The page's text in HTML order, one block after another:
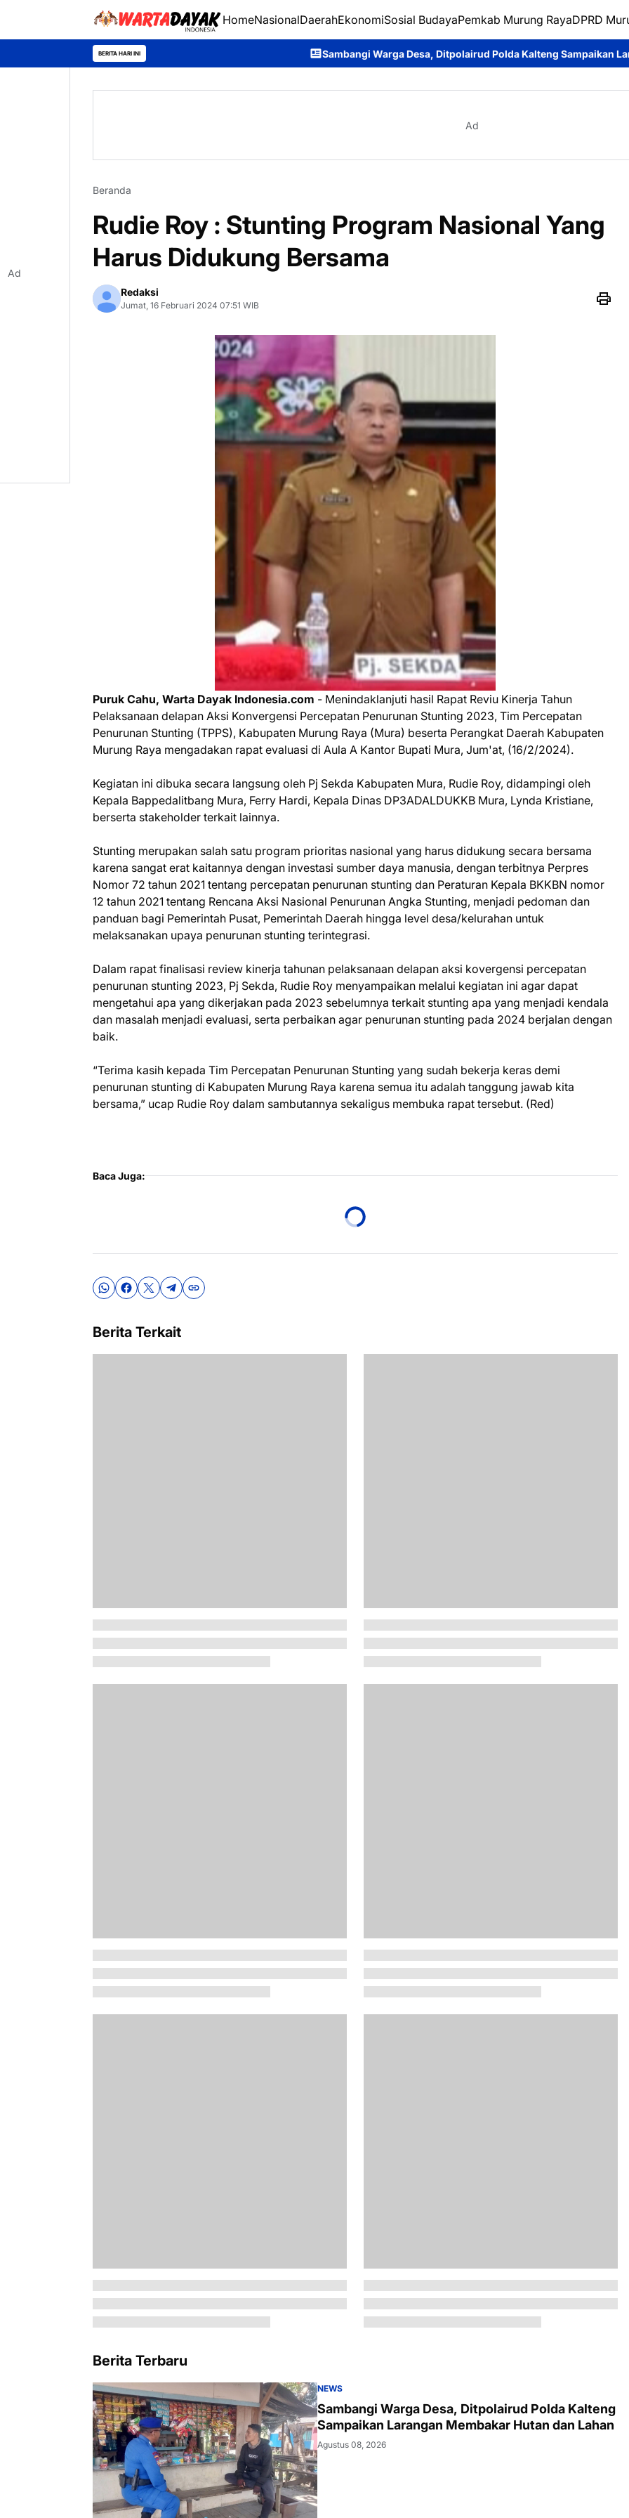
HomeNasionalDaerahEkonomiSosial BudayaPemkab Murung RayaDPRD
BERITA HARI INI Sambangi Warga Desa, Ditpolairud Polda Kalteng Sampaikan Larangan Membakar
Ad
Beranda
Rudie Roy : Stunting Program Nasional Yang
Harus Didukung Bersama
Redaksi
Jumat, 16 Februari 2024 07:51 WIB
Puruk Cahu, Warta Dayak Indonesia.com - Menindaklanjuti hasil Rapat Reviu Kinerja Tahun
Pelaksanaan delapan Aksi Konvergensi Percepatan Penurunan Stunting 2023, Tim Percepatan
Penurunan Stunting (TPPS), Kabupaten Murung Raya (Mura) beserta Perangkat Daerah Kabupaten
Murung Raya mengadakan rapat evaluasi di Aula A Kantor Bupati Mura, Jum'at, (16/2/2024).
Kegiatan ini dibuka secara langsung oleh Pj Sekda Kabupaten Mura, Rudie Roy, didampingi oleh
Kepala Bappedalitbang Mura, Ferry Hardi, Kepala Dinas DP3ADALDUKKB Mura, Lynda Kristiane,
berserta stakeholder terkait lainnya.
Stunting merupakan salah satu program prioritas nasional yang harus didukung secara bersama
karena sangat erat kaitannya dengan investasi sumber daya manusia, dengan terbitnya Perpres
Nomor 72 tahun 2021 tentang percepatan penurunan stunting dan Peraturan Kepala BKKBN nomor
12 tahun 2021 tentang Rencana Aksi Nasional Penurunan Angka Stunting, menjadi pedoman dan
panduan bagi Pemerintah Pusat, Pemerintah Daerah hingga level desa/kelurahan untuk
melaksanakan upaya penurunan stunting terintegrasi.
Dalam rapat finalisasi review kinerja tahunan pelaksanaan delapan aksi kovergensi percepatan
penurunan stunting 2023, Pj Sekda, Rudie Roy menyampaikan melalui kegiatan ini agar dapat
mengetahui apa yang dikerjakan pada 2023 sebelumnya terkait stunting apa yang menjadi kendala
dan masalah menjadi evaluasi, serta perbaikan agar penurunan stunting pada 2024 berjalan dengan
baik.
“Terima kasih kepada Tim Percepatan Penurunan Stunting yang sudah bekerja keras demi
penurunan stunting di Kabupaten Murung Raya karena semua itu adalah tanggung jawab kita
bersama,” ucap Rudie Roy dalam sambutannya sekaligus membuka rapat tersebut. (Red)
Baca Juga:
Berita Terkait
Berita Terbaru
NEWS
Sambangi Warga Desa, Ditpolairud Polda Kalteng
Sampaikan Larangan Membakar Hutan dan Lahan
Agustus 08, 2026
Ad